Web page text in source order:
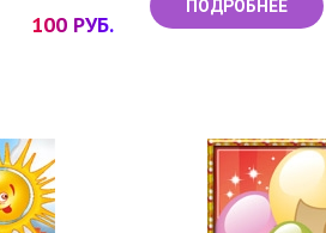
100 РУБ.
ПОДРОБНЕЕ